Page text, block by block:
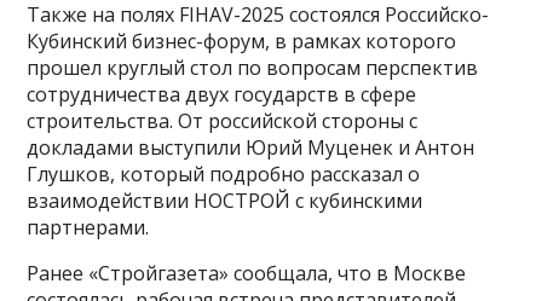
Также на полях FIHAV-2025 состоялся Российско-
Кубинский бизнес-форум, в рамках которого
прошел круглый стол по вопросам перспектив
сотрудничества двух государств в сфере
строительства. От российской стороны с
докладами выступили Юрий Муценек и Антон
Глушков, который подробно рассказал о
взаимодействии НОСТРОЙ с кубинскими
партнерами.
Ранее «Стройгазета» сообщала, что в Москве